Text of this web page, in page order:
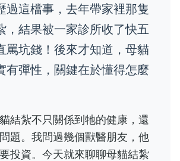
過這檔事，去年帶家裡那隻
，結果被一家診所收了快五
罵坑錢！後來才知道，母貓
有彈性，關鍵在於懂得怎麼
結紮不只關係到牠的健康，還
題。我問過幾個獸醫朋友，他
投資。今天就來聊聊母貓結紮